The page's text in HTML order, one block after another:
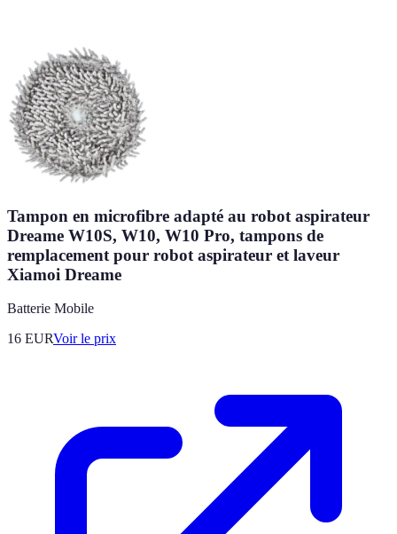
Tampon en microfibre adapté au robot aspirateur
Dreame W10S, W10, W10 Pro, tampons de
remplacement pour robot aspirateur et laveur
Xiamoi Dreame
Batterie Mobile
16 EURVoir le prix